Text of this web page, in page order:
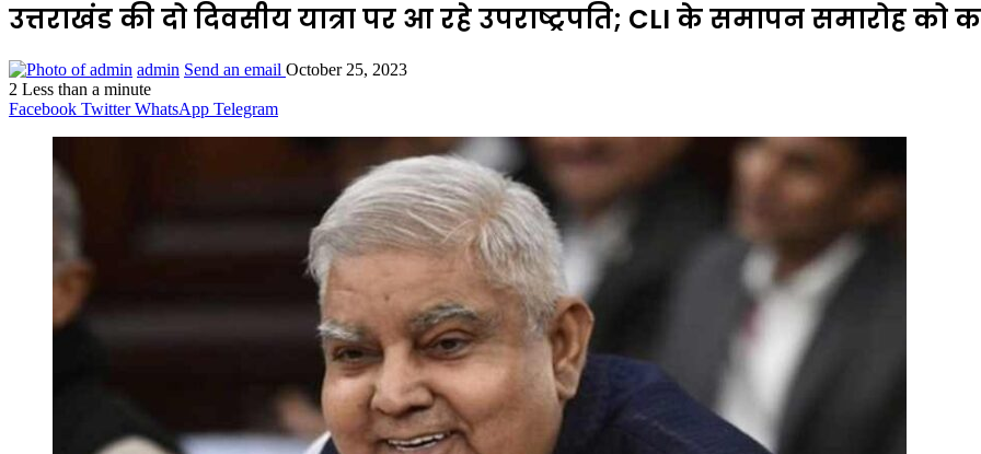
उत्तराखंड की दो दिवसीय यात्रा पर आ रहे उपराष्ट्रपति; CLI के समापन समारोह को
admin Send an email October 25, 2023
2 Less than a minute
Facebook Twitter WhatsApp Telegram